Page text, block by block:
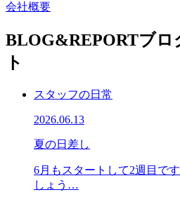
会社概要
BLOG&REPORTブロ
ト
スタッフの日常
2026.06.13
夏の日差し
6月もスタートして2週目で
しょう…